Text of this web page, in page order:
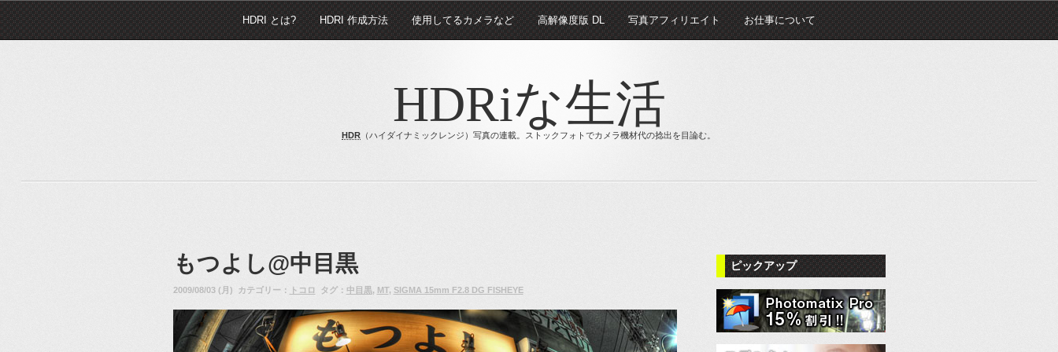
HDRI とは? HDRI 作成方法 使用してるカメラなど 高解像度版 DL 写真アフィリエイト お仕事について
HDRiな生活
HDR （ハイダイナミックレンジ）写真の連載。ストックフォトでカメラ機材代の捻出を目論む。
もつよし@中目黒
2009/08/03 (月) カテゴリー： トコロ タグ： 中目黒, MT, SIGMA 15mm F2.8 DG FISHEYE
ピックアップ